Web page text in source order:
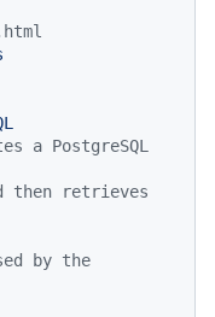
a PostgreSQL
then retrieves
by the